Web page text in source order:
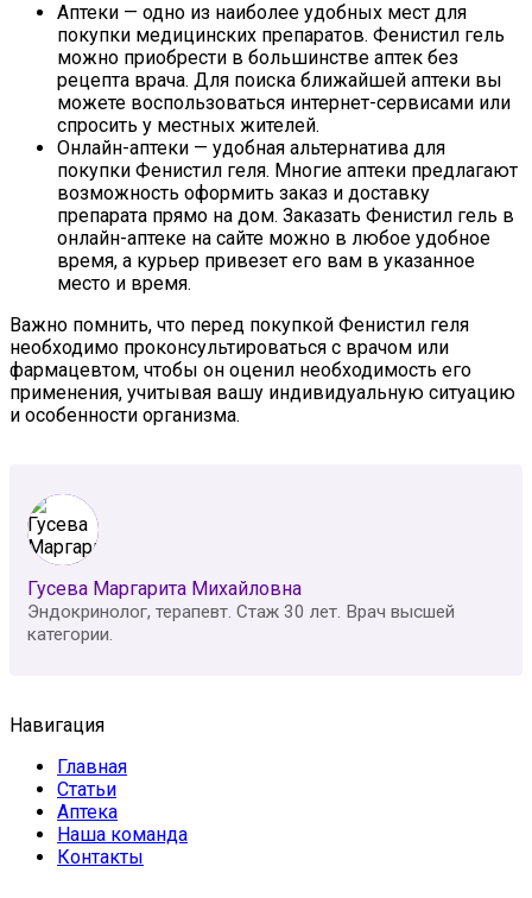
Аптеки — одно из наиболее удобных мест для
покупки медицинских препаратов. Фенистил гель
можно приобрести в большинстве аптек без
рецепта врача. Для поиска ближайшей аптеки вы
можете воспользоваться интернет-сервисами или
спросить у местных жителей.
Онлайн-аптеки — удобная альтернатива для
покупки Фенистил геля. Многие аптеки предлагают
возможность оформить заказ и доставку
препарата прямо на дом. Заказать Фенистил гель в
онлайн-аптеке на сайте можно в любое удобное
время, а курьер привезет его вам в указанное
место и время.
Важно помнить, что перед покупкой Фенистил геля
необходимо проконсультироваться с врачом или
фармацевтом, чтобы он оценил необходимость его
применения, учитывая вашу индивидуальную ситуацию
и особенности организма.
Гусева Маргарита Михайловна
Эндокринолог, терапевт. Стаж 30 лет. Врач высшей
категории.
Навигация
Главная
Статьи
Аптека
Наша команда
Контакты